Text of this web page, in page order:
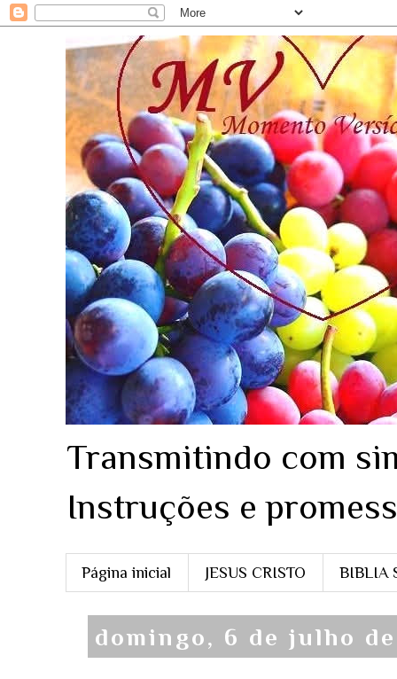
Transmitindo com
Instruções e
Página inicial JESUS CRISTO BIBLIA
domingo, 6 de julho